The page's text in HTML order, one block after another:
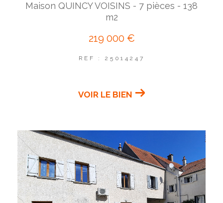
Maison QUINCY VOISINS - 7 pièces - 138
m2
219 000 €
REF : 25014247
VOIR LE BIEN